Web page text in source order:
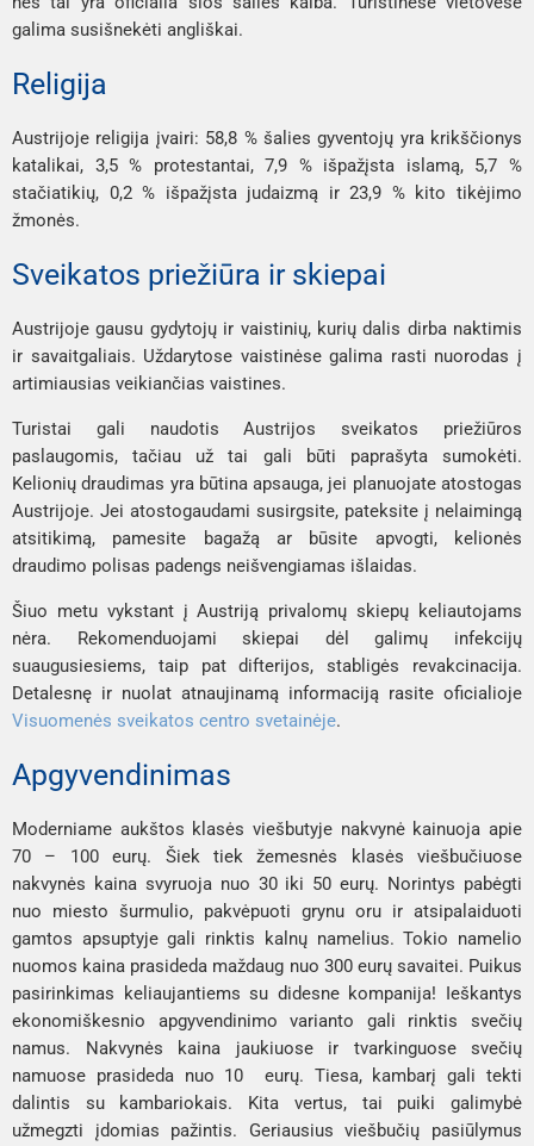
galima susišnekėti angliškai.
Religija
Austrijoje religija įvairi: 58,8 % šalies gyventojų yra krikščionys
katalikai, 3,5 % protestantai, 7,9 % išpažįsta islamą, 5,7 %
stačiatikių, 0,2 % išpažįsta judaizmą ir 23,9 % kito tikėjimo
žmonės.
Sveikatos priežiūra ir skiepai
Austrijoje gausu gydytojų ir vaistinių, kurių dalis dirba naktimis
ir savaitgaliais. Uždarytose vaistinėse galima rasti nuorodas į
artimiausias veikiančias vaistines.
Turistai gali naudotis Austrijos sveikatos priežiūros
paslaugomis, tačiau už tai gali būti paprašyta sumokėti.
Kelionių draudimas yra būtina apsauga, jei planuojate atostogas
Austrijoje. Jei atostogaudami susirgsite, pateksite į nelaimingą
atsitikimą, pamesite bagažą ar būsite apvogti, kelionės
draudimo polisas padengs neišvengiamas išlaidas.
Šiuo metu vykstant į Austriją privalomų skiepų keliautojams
nėra. Rekomenduojami skiepai dėl galimų infekcijų
suaugusiesiems, taip pat difterijos, stabligės revakcinacija.
Detalesnę ir nuolat atnaujinamą informaciją rasite oficialioje
Visuomenės sveikatos centro svetainėje.
Apgyvendinimas
Moderniame aukštos klasės viešbutyje nakvynė kainuoja apie
70 – 100 eurų. Šiek tiek žemesnės klasės viešbučiuose
nakvynės kaina svyruoja nuo 30 iki 50 eurų. Norintys pabėgti
nuo miesto šurmulio, pakvėpuoti grynu oru ir atsipalaiduoti
gamtos apsuptyje gali rinktis kalnų namelius. Tokio namelio
nuomos kaina prasideda maždaug nuo 300 eurų savaitei. Puikus
pasirinkimas keliaujantiems su didesne kompanija! Ieškantys
ekonomiškesnio apgyvendinimo varianto gali rinktis svečių
namus. Nakvynės kaina jaukiuose ir tvarkinguose svečių
namuose prasideda nuo 10 eurų. Tiesa, kambarį gali tekti
dalintis su kambariokais. Kita vertus, tai puiki galimybė
užmegzti įdomias pažintis. Geriausius viešbučių pasiūlymus